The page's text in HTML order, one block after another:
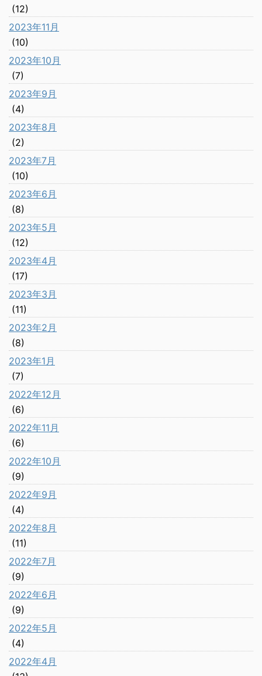
(12)
2023年11月
(10)
2023年10月
(7)
2023年9月
(4)
2023年8月
(2)
2023年7月
(10)
2023年6月
(8)
2023年5月
(12)
2023年4月
(17)
2023年3月
(11)
2023年2月
(8)
2023年1月
(7)
2022年12月
(6)
2022年11月
(6)
2022年10月
(9)
2022年9月
(4)
2022年8月
(11)
2022年7月
(9)
2022年6月
(9)
2022年5月
(4)
2022年4月